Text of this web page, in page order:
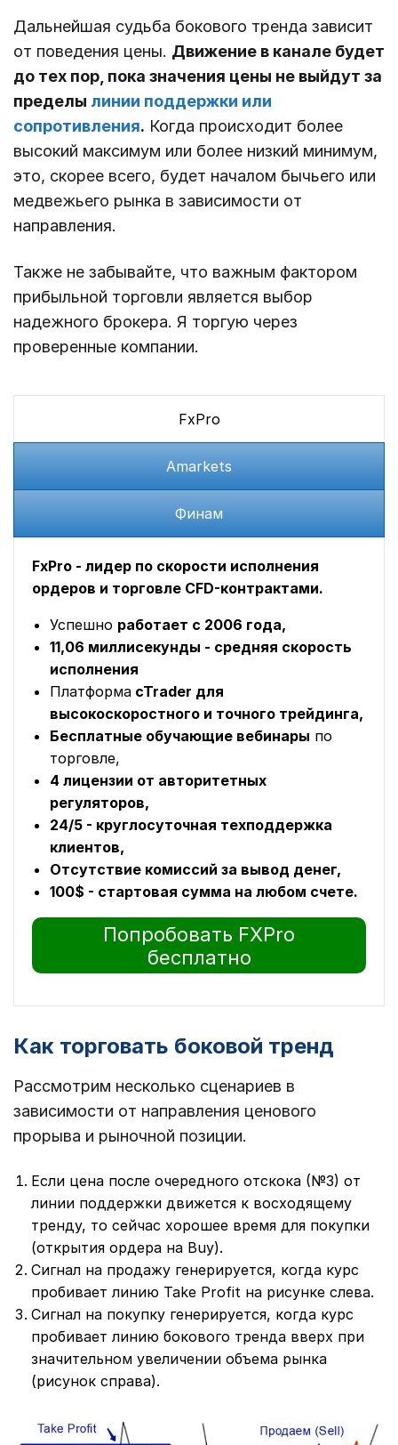
Дальнейшая судьба бокового тренда зависит
от поведения цены. Движение в канале будет
до тех пор, пока значения цены не выйдут за
пределы линии поддержки или
сопротивления. Когда происходит более
высокий максимум или более низкий минимум,
это, скорее всего, будет началом бычьего или
медвежьего рынка в зависимости от
направления.
Также не забывайте, что важным фактором
прибыльной торговли является выбор
надежного брокера. Я торгую через
проверенные компании.
FxPro
Amarkets
Финам
FxPro - лидер по скорости исполнения
ордеров и торговле CFD-контрактами.
Успешно работает с 2006 года,
11,06 миллисекунды - средняя скорость
исполнения
Платформа cTrader для
высокоскоростного и точного трейдинга,
Бесплатные обучающие вебинары по
торговле,
4 лицензии от авторитетных
регуляторов,
24/5 - круглосуточная техподдержка
клиентов,
Отсутствие комиссий за вывод денег,
100$ - стартовая сумма на любом счете.
Попробовать FXPro
бесплатно
Как торговать боковой тренд
Рассмотрим несколько сценариев в
зависимости от направления ценового
прорыва и рыночной позиции.
Если цена после очередного отскока (№3) от
линии поддержки движется к восходящему
тренду, то сейчас хорошее время для покупки
(открытия ордера на Buy).
Сигнал на продажу генерируется, когда курс
пробивает линию Take Profit на рисунке слева.
Сигнал на покупку генерируется, когда курс
пробивает линию бокового тренда вверх при
значительном увеличении объема рынка
(рисунок справа).